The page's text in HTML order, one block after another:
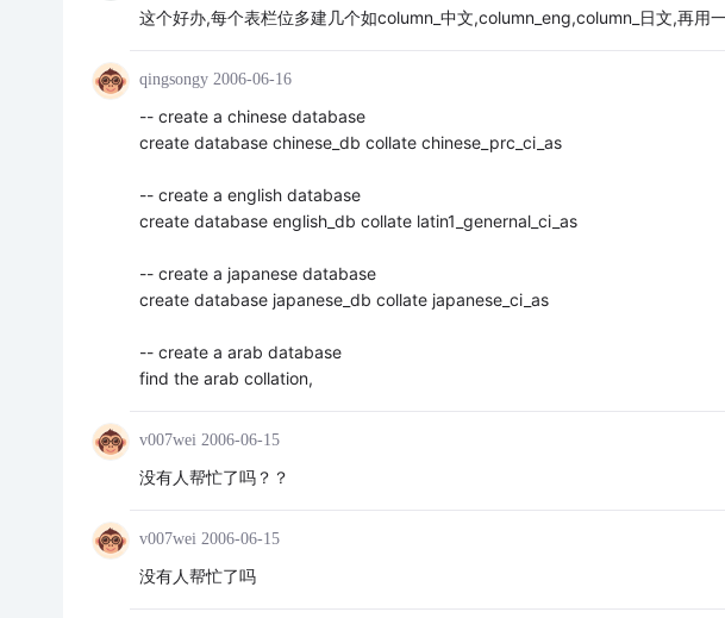
这个好办,每个表栏位多建几个如column_中文,column_eng,column_日文,再用
qingsongy 2006-06-16
-- create a chinese database
create database chinese_db collate chinese_prc_ci_as
-- create a english database
create database english_db collate latin1_genernal_ci_as
-- create a japanese database
create database japanese_db collate japanese_ci_as
-- create a arab database
find the arab collation,
v007wei 2006-06-15
没有人帮忙了吗？？
v007wei 2006-06-15
没有人帮忙了吗